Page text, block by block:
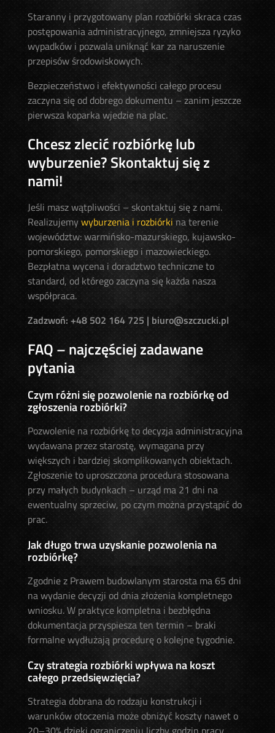
Staranny i przygotowany plan rozbiórki skraca czas
postępowania administracyjnego, zmniejsza ryzyko
wypadków i pozwala uniknąć kar za naruszenie
przepisów środowiskowych.
Bezpieczeństwo i efektywności całego procesu
zaczyna się od dobrego dokumentu – zanim jeszcze
pierwsza koparka wjedzie na plac.
Chcesz zlecić rozbiórkę lub
wyburzenie? Skontaktuj się z
nami!
Jeśli masz wątpliwości – skontaktuj się z nami.
Realizujemywyburzenia i rozbiórki na terenie
województw: warmińsko-mazurskiego, kujawsko-
pomorskiego, pomorskiego i mazowieckiego.
Bezpłatna wycena i doradztwo techniczne to
standard, od którego zaczyna się każda nasza
współpraca.
Zadzwoń: +48 502 164 725 | biuro@szczucki.pl
FAQ – najczęściej zadawane
pytania
Czym różni się pozwolenie na rozbiórkę od
zgłoszenia rozbiórki?
Pozwolenie na rozbiórkę to decyzja administracyjna
wydawana przez starostę, wymagana przy
większych i bardziej skomplikowanych obiektach.
Zgłoszenie to uproszczona procedura stosowana
przy małych budynkach – urząd ma 21 dni na
ewentualny sprzeciw, po czym można przystąpić do
prac.
Jak długo trwa uzyskanie pozwolenia na
rozbiórkę?
Zgodnie z Prawem budowlanym starosta ma 65 dni
na wydanie decyzji od dnia złożenia kompletnego
wniosku. W praktyce kompletna i bezbłędna
dokumentacja przyspiesza ten termin – braki
formalne wydłużają procedurę o kolejne tygodnie.
Czy strategia rozbiórki wpływa na koszt
całego przedsięwzięcia?
Strategia dobrana do rodzaju konstrukcji i
warunków otoczenia może obniżyć koszty nawet o